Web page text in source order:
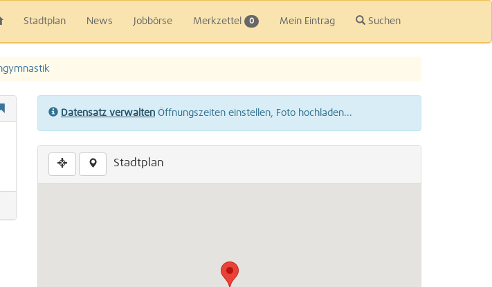
Stadtplan News Jobbörse Merkzettel 0 Mein Eintrag Suchen
Datensatz verwalten Öffnungszeiten einstellen, Foto hochladen...
Stadtplan